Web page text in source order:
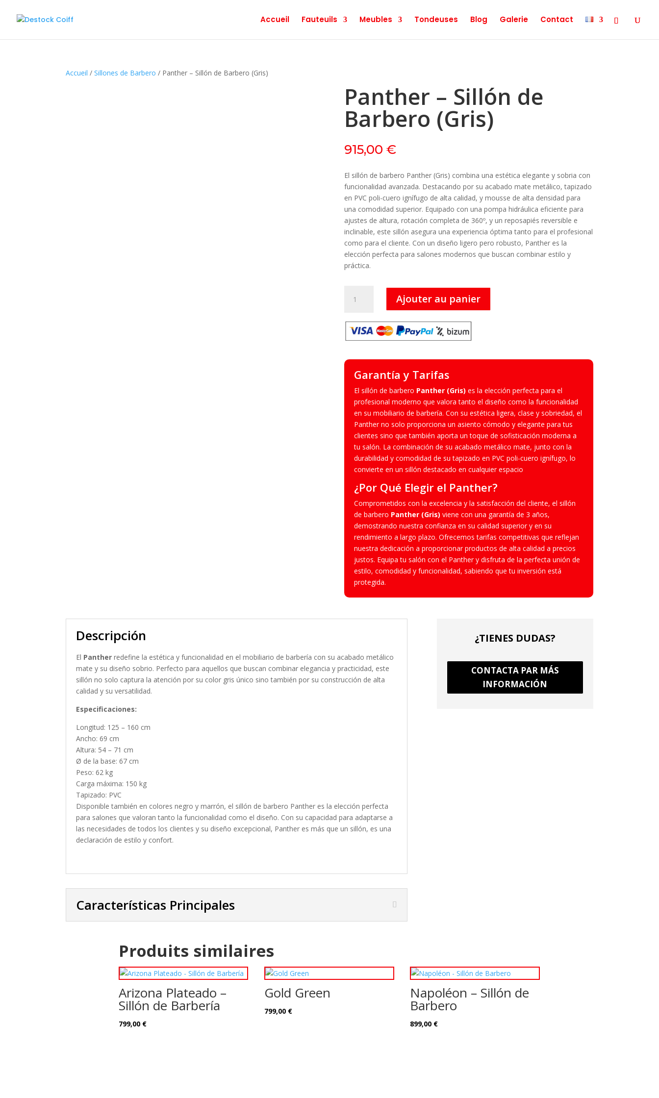
Accueil Fauteuils Meubles Tondeuses Blog Galerie Contact
Accueil /Sillones de Barbero / Panther – Sillón de Barbero (Gris)
Panther – Sillón de
Barbero (Gris)
915,00 €
El sillón de barbero Panther (Gris) combina una estética elegante y sobria con
funcionalidad avanzada. Destacando por su acabado mate metálico, tapizado
en PVC poli-cuero ignífugo de alta calidad, y mousse de alta densidad para
una comodidad superior. Equipado con una pompa hidráulica eficiente para
ajustes de altura, rotación completa de 360º, y un reposapiés reversible e
inclinable, este sillón asegura una experiencia óptima tanto para el profesional
como para el cliente. Con un diseño ligero pero robusto, Panther es la
elección perfecta para salones modernos que buscan combinar estilo y
práctica.
-
Sillón
Barbero
(Gris)
Ajouter au panier
Garantía y Tarifas
El sillón de barbero Panther (Gris) es la elección perfecta para el
profesional moderno que valora tanto el diseño como la funcionalidad
en su mobiliario de barbería. Con su estética ligera, clase y sobriedad, el
Panther no solo proporciona un asiento cómodo y elegante para tus
clientes sino que también aporta un toque de sofisticación moderna a
tu salón. La combinación de su acabado metálico mate, junto con la
durabilidad y comodidad de su tapizado en PVC poli-cuero ignífugo, lo
convierte en un sillón destacado en cualquier espacio
¿Por Qué Elegir el Panther?
Comprometidos con la excelencia y la satisfacción del cliente, el sillón
de barbero Panther (Gris) viene con una garantía de 3 años,
demostrando nuestra confianza en su calidad superior y en su
rendimiento a largo plazo. Ofrecemos tarifas competitivas que reflejan
nuestra dedicación a proporcionar productos de alta calidad a precios
justos. Equipa tu salón con el Panther y disfruta de la perfecta unión de
estilo, comodidad y funcionalidad, sabiendo que tu inversión está
protegida.
Descripción
El Panther redefine la estética y funcionalidad en el mobiliario de barbería con su acabado metálico
mate y su diseño sobrio. Perfecto para aquellos que buscan combinar elegancia y practicidad, este
sillón no solo captura la atención por su color gris único sino también por su construcción de alta
calidad y su versatilidad.
Especificaciones:
Longitud: 125 – 160 cm
Ancho: 69 cm
Altura: 54 – 71 cm
Ø de la base: 67 cm
Peso: 62 kg
Carga máxima: 150 kg
Tapizado: PVC
Disponible también en colores negro y marrón, el sillón de barbero Panther es la elección perfecta
para salones que valoran tanto la funcionalidad como el diseño. Con su capacidad para adaptarse a
las necesidades de todos los clientes y su diseño excepcional, Panther es más que un sillón, es una
declaración de estilo y confort.
Características Principales
¿TIENES DUDAS?
CONTACTA PAR MÁS
INFORMACIÓN
Produits similaires
Arizona Plateado –
Sillón de Barbería
799,00 €
Gold Green
799,00 €
Napoléon – Sillón de
Barbero
899,00 €